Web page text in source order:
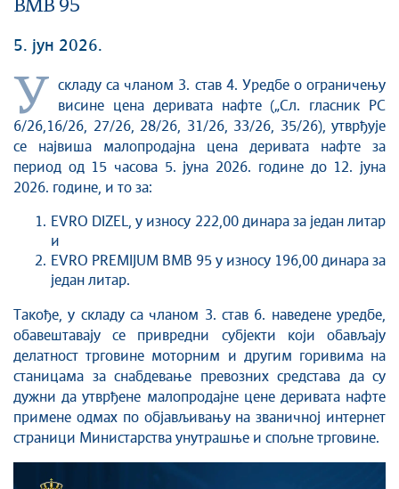
BMB 95
5. јун 2026.
У
складу са чланом 3. став 4. Уредбе о ограничењу
висине цена деривата нафте („Сл. гласник РС
6/26,16/26, 27/26, 28/26, 31/26, 33/26, 35/26), утврђује
се највиша малопродајна цена деривата нафте за
период од 15 часова 5. јуна 2026. године до 12. јуна
2026. године, и то за:
EVRO DIZEL, у износу 222,00 динара за један литар
и
EVRO PREMIJUM BMB 95 у износу 196,00 динара за
један литар.
Такође, у складу са чланом 3. став 6. наведене уредбе,
обавештавају се привредни субјекти који обављају
делатност трговине моторним и другим горивима на
станицама за снабдевање превозних средстава да су
дужни да утврђене малопродајне цене деривата нафте
примене одмах по објављивању на званичној интернет
страници Министарства унутрашње и спољне трговине.